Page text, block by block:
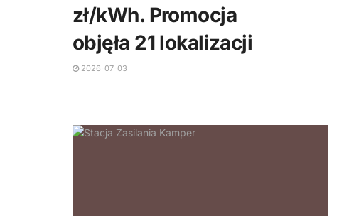
zł/kWh. Promocja
objęła 21 lokalizacji
2026-07-03